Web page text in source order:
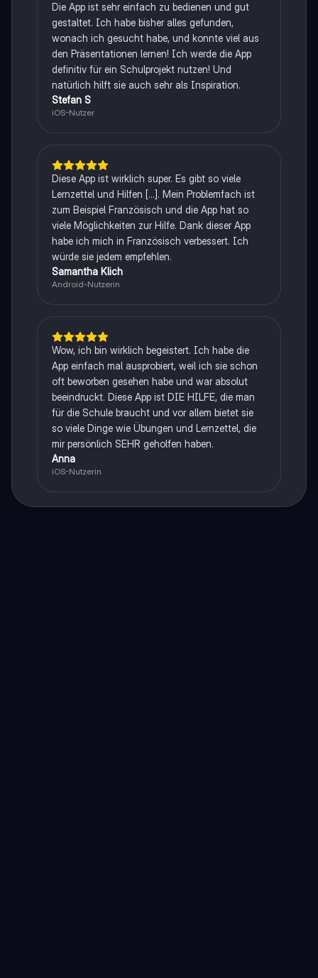
Die App ist sehr einfach zu bedienen und gut
gestaltet. Ich habe bisher alles gefunden,
wonach ich gesucht habe, und konnte viel aus
den Präsentationen lernen! Ich werde die App
definitiv für ein Schulprojekt nutzen! Und
natürlich hilft sie auch sehr als Inspiration.
Stefan S
iOS-Nutzer
Diese App ist wirklich super. Es gibt so viele
Lernzettel und Hilfen [...]. Mein Problemfach ist
zum Beispiel Französisch und die App hat so
viele Möglichkeiten zur Hilfe. Dank dieser App
habe ich mich in Französisch verbessert. Ich
würde sie jedem empfehlen.
Samantha Klich
Android-Nutzerin
Wow, ich bin wirklich begeistert. Ich habe die
App einfach mal ausprobiert, weil ich sie schon
oft beworben gesehen habe und war absolut
beeindruckt. Diese App ist DIE HILFE, die man
für die Schule braucht und vor allem bietet sie
so viele Dinge wie Übungen und Lernzettel, die
mir persönlich SEHR geholfen haben.
Anna
iOS-Nutzerin